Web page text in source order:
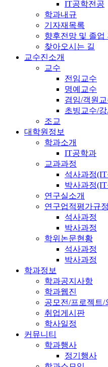
IT공학전공
학과내규
기자재목록
향후전망 및 졸업
찾아오시는 길
교수진소개
교수
전임교수
명예교수
겸임/객원
초빙교수/
조교
대학원정보
학과소개
IT공학과
교과과정
석사과정
박사과정
연구실소개
연구업적평가규정
석사과정
박사과정
학위논문현황
석사과정
박사과정
학과정보
학과공지사항
학과웹진
공모전/프로젝트/
취업게시판
학사일정
커뮤니티
학과행사
정기행사